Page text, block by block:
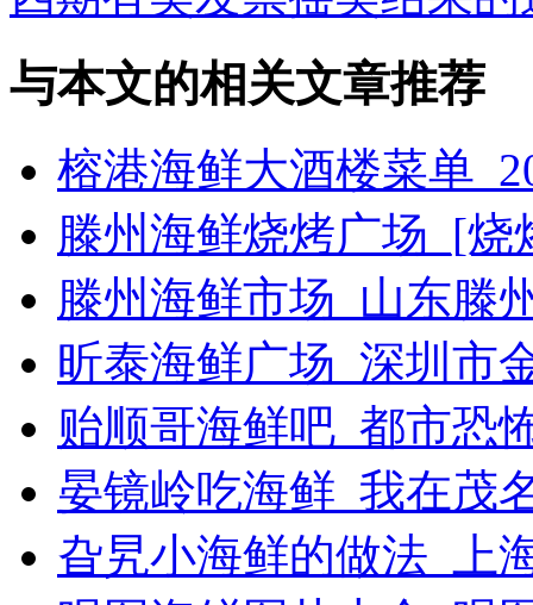
与本文的相关文章推荐
榕港海鲜大酒楼菜单
滕州海鲜烧烤广场_[
滕州海鲜市场_山东滕
昕泰海鲜广场_深圳市
贻顺哥海鲜吧_都市恐
晏镜岭吃海鲜_我在茂
旮旯小海鲜的做法_上